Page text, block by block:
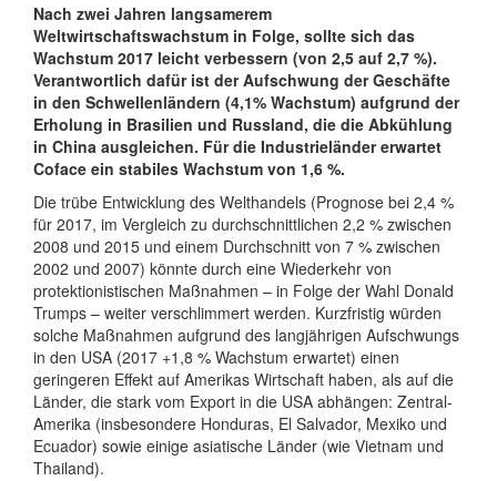
Nach zwei Jahren langsamerem
Weltwirtschaftswachstum in Folge, sollte sich das
Wachstum 2017 leicht verbessern (von 2,5 auf 2,7 %).
Verantwortlich dafür ist der Aufschwung der Geschäfte
in den Schwellenländern (4,1% Wachstum) aufgrund der
Erholung in Brasilien und Russland, die die Abkühlung
in China ausgleichen. Für die Industrieländer erwartet
Coface ein stabiles Wachstum von 1,6 %.
Die trübe Entwicklung des Welthandels (Prognose bei 2,4 %
für 2017, im Vergleich zu durchschnittlichen 2,2 % zwischen
2008 und 2015 und einem Durchschnitt von 7 % zwischen
2002 und 2007) könnte durch eine Wiederkehr von
protektionistischen Maßnahmen – in Folge der Wahl Donald
Trumps – weiter verschlimmert werden. Kurzfristig würden
solche Maßnahmen aufgrund des langjährigen Aufschwungs
in den USA (2017 +1,8 % Wachstum erwartet) einen
geringeren Effekt auf Amerikas Wirtschaft haben, als auf die
Länder, die stark vom Export in die USA abhängen: Zentral-
Amerika (insbesondere Honduras, El Salvador, Mexiko und
Ecuador) sowie einige asiatische Länder (wie Vietnam und
Thailand).